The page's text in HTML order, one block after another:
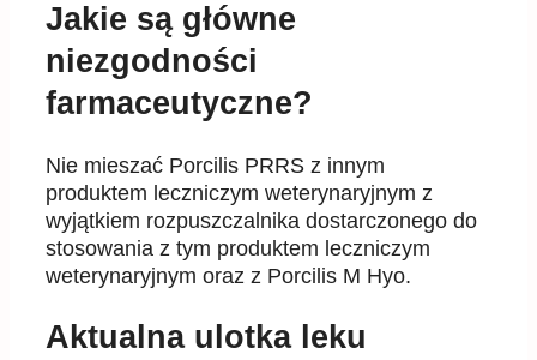
Jakie są główne
niezgodności
farmaceutyczne?
Nie mieszać Porcilis PRRS z innym
produktem leczniczym weterynaryjnym z
wyjątkiem rozpuszczalnika dostarczonego do
stosowania z tym produktem leczniczym
weterynaryjnym oraz z Porcilis M Hyo.
Aktualna ulotka leku